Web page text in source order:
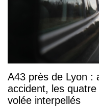
A43 près de Lyon :
accident, les quatre
volée interpellés